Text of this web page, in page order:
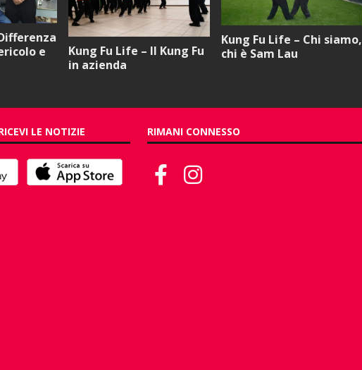
e
Kung Fu Life – Il Kung Fu
in azienda
Kung Fu Life – Chi siamo,
chi è Sam Lau
LE NOTIZIE RIMANI CONNESSO